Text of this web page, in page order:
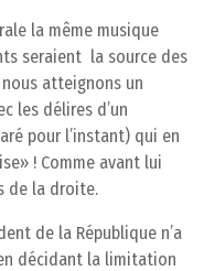
la même musique
seraient la source des
atteignons un
les délires d’un
pour l’instant) qui en
! Comme avant lui
de la droite.
de la République n’a
décidant la limitation